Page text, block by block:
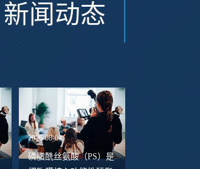
新闻动态
2026-08-04
磷脂酰丝氨酸（PS）是